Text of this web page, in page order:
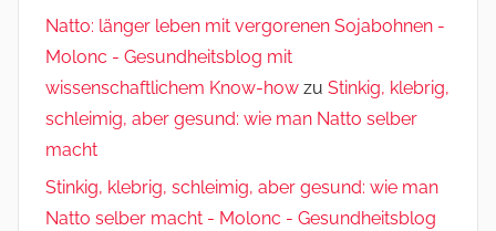
Natto: länger leben mit vergorenen Sojabohnen -
Molonc - Gesundheitsblog mit
wissenschaftlichem Know-how zu Stinkig, klebrig,
schleimig, aber gesund: wie man Natto selber
macht
Stinkig, klebrig, schleimig, aber gesund: wie man
Natto selber macht - Molonc - Gesundheitsblog